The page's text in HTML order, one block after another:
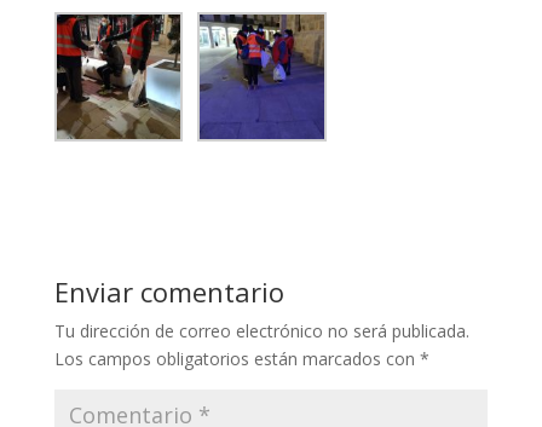
Enviar comentario
Tu dirección de correo electrónico no será publicada.
Los campos obligatorios están marcados con *